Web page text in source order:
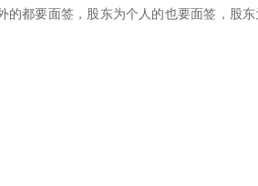
都要面签，股东为个人的也要面签，股东